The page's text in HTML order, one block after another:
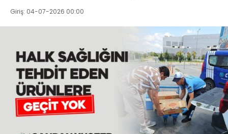
Giriş: 04-07-2026 00:00